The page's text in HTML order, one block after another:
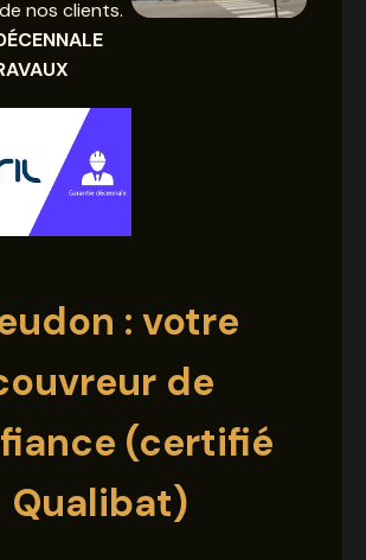
nos clients.
: votre
de
(certifié
Qualibat)